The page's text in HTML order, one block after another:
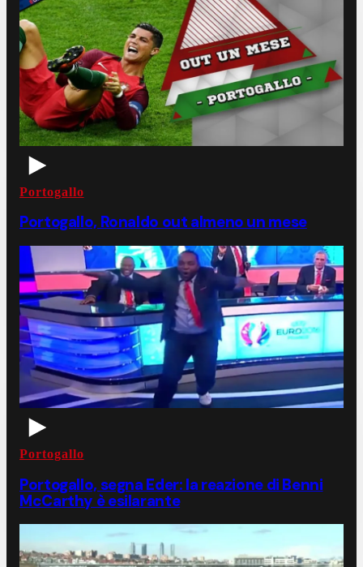
Portogallo
Portogallo, Ronaldo out almeno un mese
Portogallo
Portogallo, segna Eder: la reazione di Benni
McCarthy è esilarante